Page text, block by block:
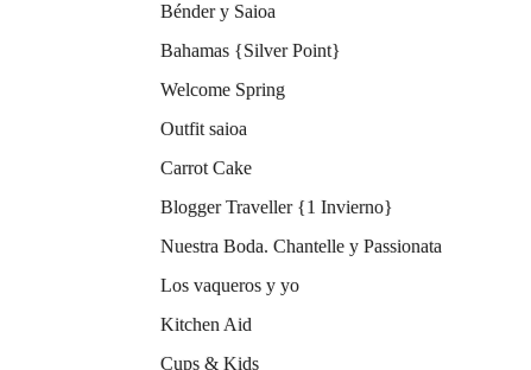
Bénder y Saioa
Bahamas {Silver Point}
Welcome Spring
Outfit saioa
Carrot Cake
Blogger Traveller {1 Invierno}
Nuestra Boda. Chantelle y Passionata
Los vaqueros y yo
Kitchen Aid
Cups & Kids